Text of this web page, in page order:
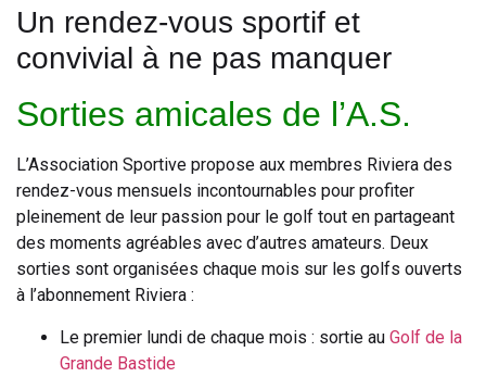
Un rendez-vous sportif et
convivial à ne pas manquer
Sorties amicales de l’A.S.
L’Association Sportive propose aux membres Riviera des
rendez-vous mensuels incontournables pour profiter
pleinement de leur passion pour le golf tout en partageant
des moments agréables avec d’autres amateurs. Deux
sorties sont organisées chaque mois sur les golfs ouverts
à l’abonnement Riviera :
Le premier lundi de chaque mois : sortie au Golf de la
Grande Bastide